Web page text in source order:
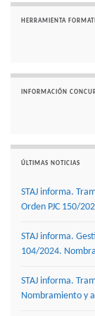
HERRAMIENTA
INFORMACIÓN
ÚLTIMAS NOTICIAS
STAJ informa.
Orden PJC 150/
STAJ informa.
104/2024.
STAJ informa.
Nombramiento y